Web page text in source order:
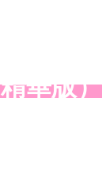
華版）